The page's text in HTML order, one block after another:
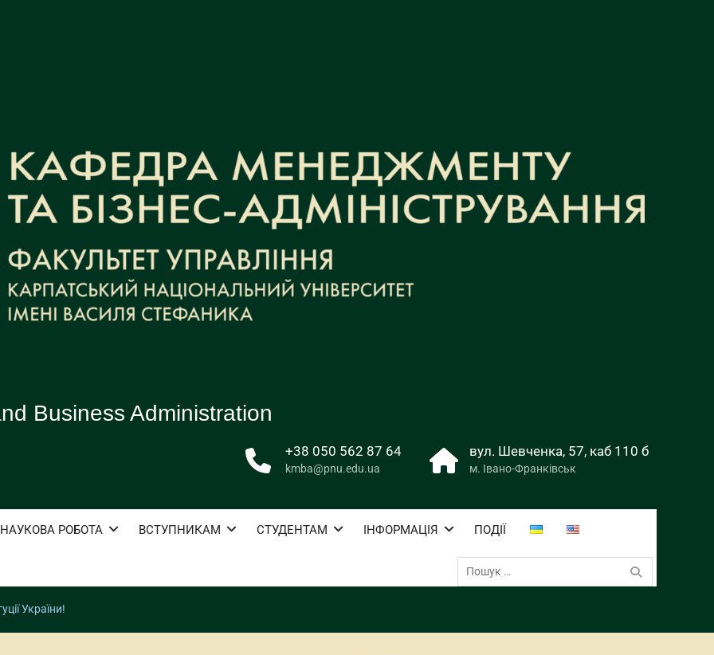
Business Administration
+38 050 562 87 64
kmba@pnu.edu.ua
вул. Шевченка, 57, каб 110 б
м. Івано-Франківськ
НАУКОВА РОБОТА ВСТУПНИКАМ СТУДЕНТАМ ІНФОРМАЦІЯ ПОДІЇ
Пошук:
України!